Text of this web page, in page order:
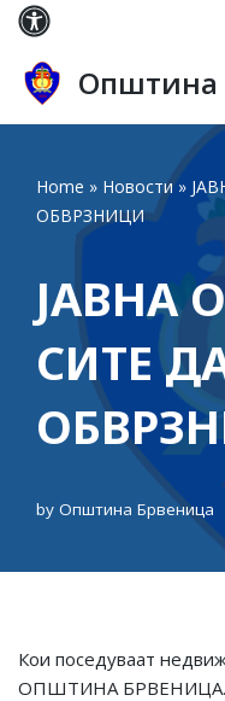
Skip
to
content
Општина
Home » Новости»
ОБВРЗНИЦИ
ЈАВНА
СИТЕ
by Општина Брвеница
Кои поседуваат
ОПШТИНА БРВЕНИЦА.